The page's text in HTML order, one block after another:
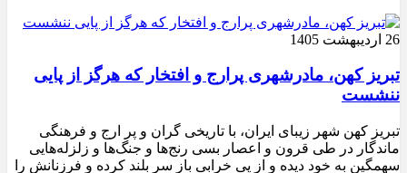
26 اردیبهشت 1405
تبریز کهن، مادرشهری پرارج و افتخار که هرگز از پایی
ننشست
تبریز کهن شهر زیبای ایران، با تاریخی گران و پر ارج و فرهنگی
ماندگار در طی قرون و اعصار بسی رنج‌ها و جنگ‌ها و زلزله‌هایی
سهمگین به خود دیده و از پی خرابی باز سر بلند کرده و فرزنانش را